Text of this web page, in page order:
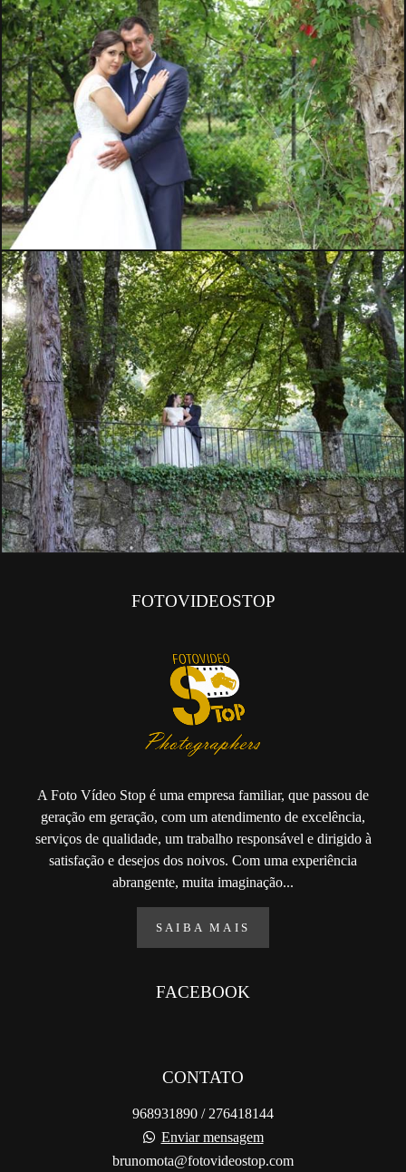
FOTOVIDEOSTOP
A Foto Vídeo Stop é uma empresa familiar, que passou de
geração em geração, com um atendimento de excelência,
serviços de qualidade, um trabalho responsável e dirigido à
satisfação e desejos dos noivos. Com uma experiência
abrangente, muita imaginação...
SAIBA MAIS
FACEBOOK
CONTATO
968931890 / 276418144
Enviar mensagem
brunomota@fotovideostop.com